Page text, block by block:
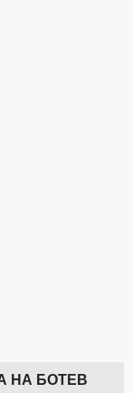
НА БОТЕВ